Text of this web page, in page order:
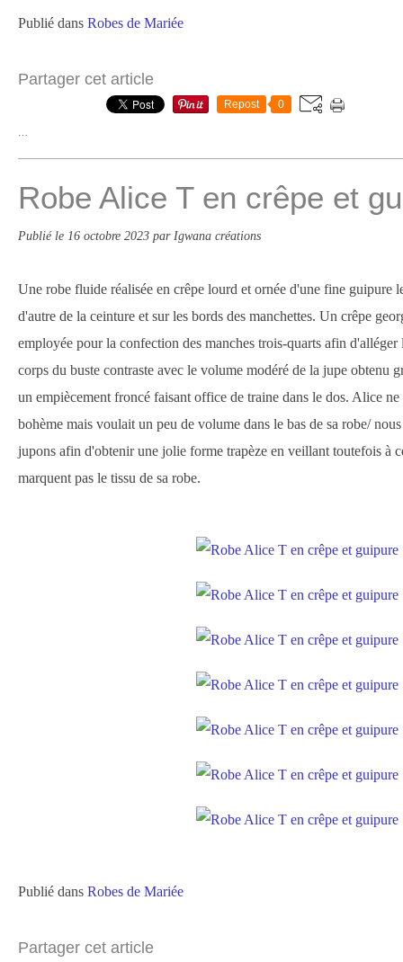
Publié dans Robes de Mariée
Partager cet article
Repost 0
Robe Alice T en crêpe et
Publié le 16 octobre 2023 par Igwana créations
Une robe fluide réalisée en crêpe lourd et ornée d'une fine guipure
d'autre de la ceinture et sur les bords des manchettes. Un crêpe
employée pour la confection des manches trois-quarts afin
corps du buste contraste avec le volume modéré de la jupe obtenu
un empiècement froncé faisant office de traine dans le dos. Alice
bohème mais voulait un peu de volume dans le bas de sa robe/
jupons afin d'obtenir une jolie forme trapèze en veillant toutefois à
marquent pas le tissu de sa robe.
Publié dans Robes de Mariée
Partager cet article